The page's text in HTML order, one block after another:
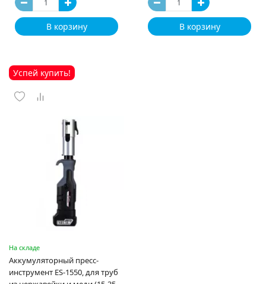
В корзину В корзину
Успей купить!
На складе
Аккумуляторный пресс-
инструмент ES-1550, для труб